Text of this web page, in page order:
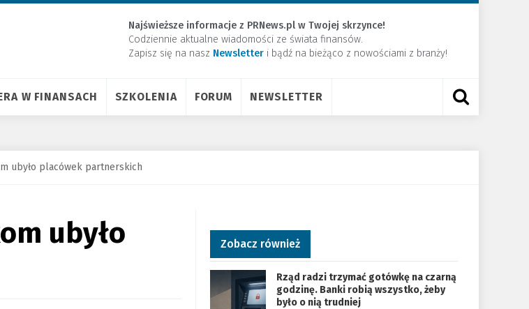
Najświeższe informacje z PRNews.pl w Twojej skrzynce!
Codziennie aktualne wiadomości ze świata finansów.
Zapisz się na nasz Newsletter ​i bądź na bieżąco z nowościami z branży!
W FINANSACH SZKOLENIA FORUM NEWSLETTER
ubyło placówek partnerskich
ubyło
Zobacz również
Rząd radzi trzymać gotówkę na czarną
godzinę. Banki robią wszystko, żeby
było o nią trudniej